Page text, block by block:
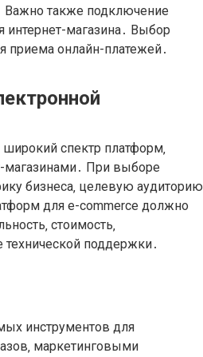
Важно также подключение
магазина․ Выбор
приема онлайн-платежей․
спектр платформ‚
магазинами․ При выборе
бизнеса‚ целевую аудиторию
для e-commerce должно
стоимость‚
технической поддержки․
инструментов для
маркетинговыми